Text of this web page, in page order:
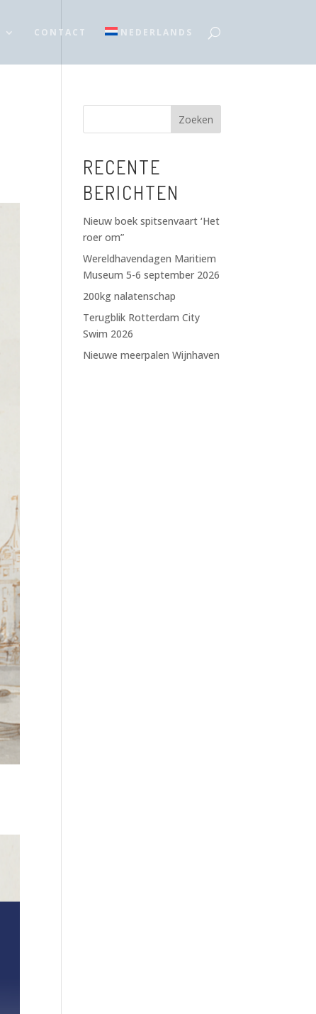
CONTACT NEDERLANDS
Zoeken
RECENTE
BERICHTEN
Nieuw boek spitsenvaart ‘Het
roer om”
Wereldhavendagen Maritiem
Museum 5-6 september 2026
200kg nalatenschap
Terugblik Rotterdam City
Swim 2026
Nieuwe meerpalen Wijnhaven